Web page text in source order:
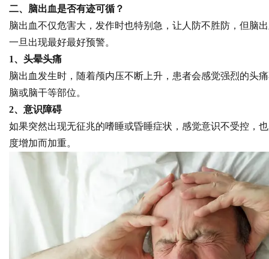
二、脑出血是否有迹可循？
脑出血不仅危害大，发作时也特别急，让人防不胜防，但脑
一旦出现最好最好预警。
1、头晕头痛
脑出血发生时，随着颅内压不断上升，患者会感觉强烈的头
脑或脑干等部位。
2、意识障碍
如果突然出现无征兆的嗜睡或昏睡症状，感觉意识不受控，
度增加而加重。